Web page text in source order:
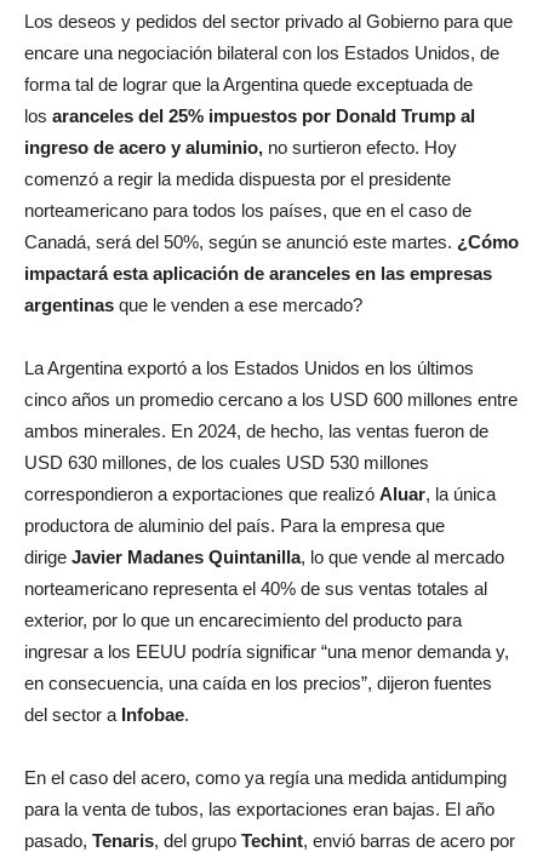
Los deseos y pedidos del sector privado al Gobierno para que
encare una negociación bilateral con los Estados Unidos, de
forma tal de lograr que la Argentina quede exceptuada de
los aranceles del 25% impuestos por Donald Trump al
ingreso de acero y aluminio, no surtieron efecto. Hoy
comenzó a regir la medida dispuesta por el presidente
norteamericano para todos los países, que en el caso de
Canadá, será del 50%, según se anunció este martes. ¿Cómo
impactará esta aplicación de aranceles en las empresas
argentinas que le venden a ese mercado?
La Argentina exportó a los Estados Unidos en los últimos
cinco años un promedio cercano a los USD 600 millones entre
ambos minerales. En 2024, de hecho, las ventas fueron de
USD 630 millones, de los cuales USD 530 millones
correspondieron a exportaciones que realizó Aluar, la única
productora de aluminio del país. Para la empresa que
dirige Javier Madanes Quintanilla, lo que vende al mercado
norteamericano representa el 40% de sus ventas totales al
exterior, por lo que un encarecimiento del producto para
ingresar a los EEUU podría significar “una menor demanda y,
en consecuencia, una caída en los precios”, dijeron fuentes
del sector a Infobae.
En el caso del acero, como ya regía una medida antidumping
para la venta de tubos, las exportaciones eran bajas. El año
pasado, Tenaris, del grupo Techint, envió barras de acero por